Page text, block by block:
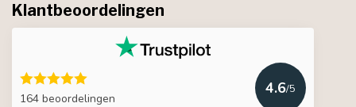
Klantbeoordelingen
164 beoordelingen
4.6/5